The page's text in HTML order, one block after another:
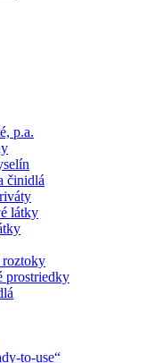
p.a.
činidlá
látky
roztoky
prostriedky
to-use“